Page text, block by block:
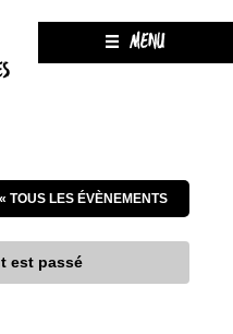
MENU
« TOUS LES ÉVÈNEMENTS
est passé